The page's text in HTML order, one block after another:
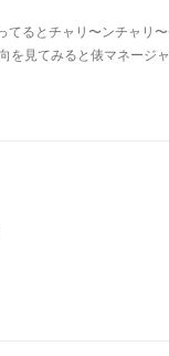
てるとチャリ〜ンチャリ
を見てみると俵マネージ